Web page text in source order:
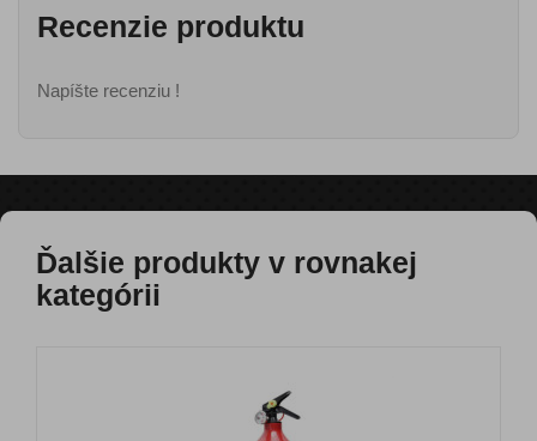
Recenzie produktu
Napíšte recenziu !
Ďalšie produkty v rovnakej
kategórii